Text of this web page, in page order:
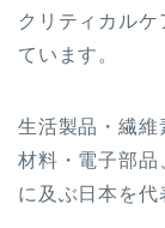
クリティカル
ています。
生活製品・繊維
材料・電子部品
に及ぶ日本を代